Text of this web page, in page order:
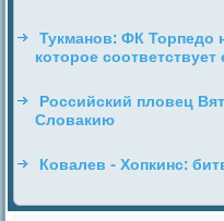
Тукманов: ФК Торпедо
которое
Российский пловец
Словакию
Ковалев - Хопкинс: